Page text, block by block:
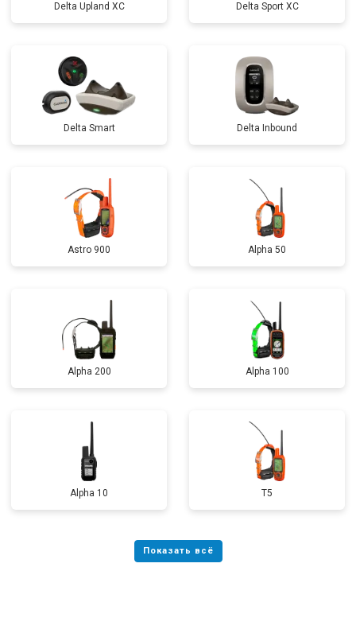
Delta Upland XC Delta Sport XC
Delta Smart Delta Inbound
Astro 900 Alpha 50
Alpha 200 Alpha 100
Alpha 10 T5